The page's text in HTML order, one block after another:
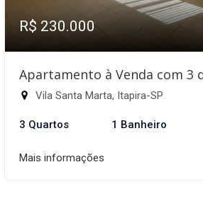
R$ 230.000
Apartamento à Venda com 3
Vila Santa Marta, Itapira-SP
3 Quartos 1 Banheiro
Mais informações